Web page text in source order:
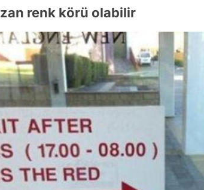
renk körü olabilir